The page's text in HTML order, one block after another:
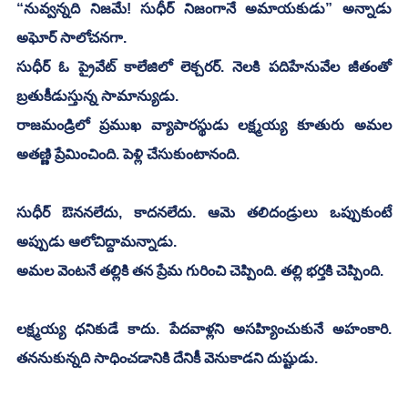
“నువ్వన్నది నిజమే! సుధీర్‌ నిజంగానే అమాయకుడు” అన్నాడు
అఘోర్ సాలోచనగా.
సుధీర్ ఓ ప్రైవేట్ కాలేజిలో లెక్చరర్. నెలకి పదిహేనువేల జీతంతో
బ్రతుకీడుస్తున్న సామాన్యుడు.
రాజమండ్రిలో ప్రముఖ వ్యాపారస్థుడు లక్ష్మయ్య కూతురు అమల
అతణ్ణి ప్రేమించింది. పెళ్లి చేసుకుంటానంది.
సుధీర్ ఔననలేదు, కాదనలేదు. ఆమె తలిదండ్రులు ఒప్పుకుంటే
అప్పుడు ఆలోచిద్దామన్నాడు.
అమల వెంటనే తల్లికి తన ప్రేమ గురించి చెప్పింది. తల్లి భర్తకి చెప్పింది.
లక్ష్మయ్య ధనికుడే కాదు. పేదవాళ్లని అసహ్యించుకునే అహంకారి.
తననుకున్నది సాధించడానికి దేనికీ వెనుకాడని దుష్టుడు.